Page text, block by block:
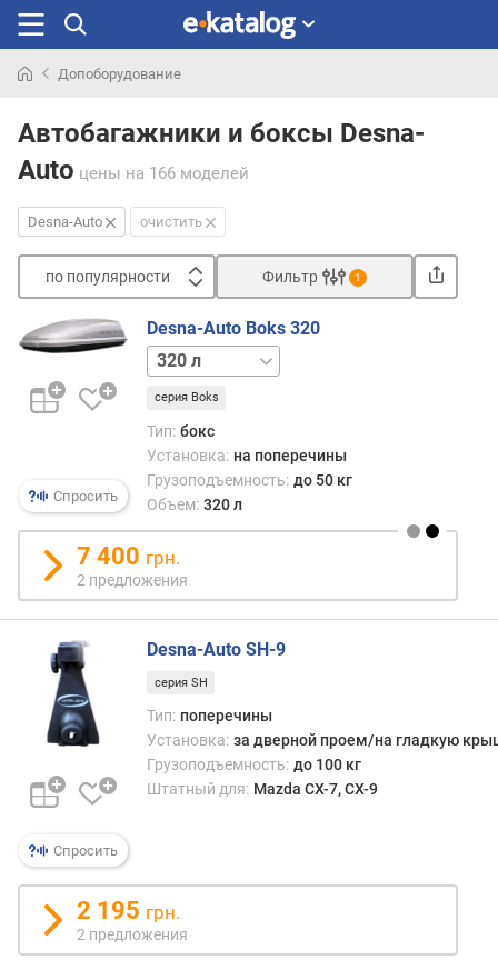
раньше
Допоборудование
Автобагажники и боксы Desna-
Auto цены на 166 моделей
Desna-Auto очистить
по популярности
п
п
о
я
р
н
о
с
т
и
о
т
д
ш
е
ы
д
о
Фильтр 1
Спросить
Desna-Auto Boks 320
480 л
серия Boks
Тип: бокс
Установка: на поперечины
Грузоподъемность: до 50 кг
Объем: 320 л
7 400 грн.
2 предложения
Спросить
Desna-Auto SH-9
серия SH
Тип: поперечины
Установка: за дверной проем/на гладкую
Грузоподъемность: до 100 кг
Штатный для: Mazda CX-7, CX-9
2 195 грн.
2 предложения